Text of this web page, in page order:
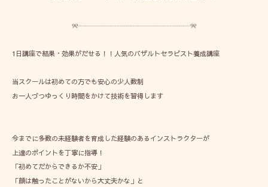
୨୧┈┈┈┈┈┈┈┈┈┈┈┈┈┈┈┈┈୨୧
1日講座で結果・効果がだせる！！人気のバザルトセラピスト養成講座
当スクールは初めての方でも安心の少人数制
お一人づつゆっくり時間をかけて技術を習得します
今までに多数の未経験者を育成した経験のあるインストラクターが
上達のポイントを丁寧に指導！
「初めてだからできるか不安」
「顔は触ったことがないから大丈夫かな」と